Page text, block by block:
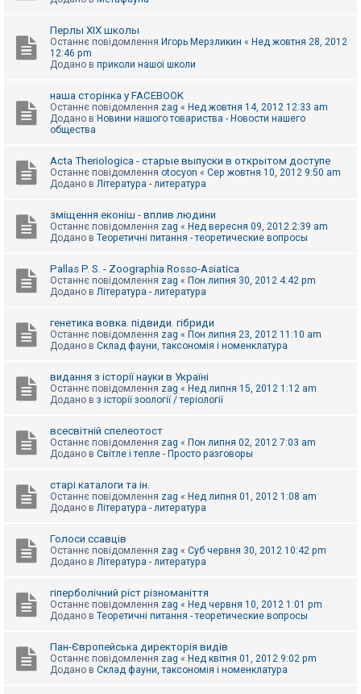
Перлы ХІХ школы
Останнє повідомлення Игорь Мерзликин « Нед жовтня 28, 2012
12:46 pm
Додано в приколи нашої школи
наша сторінка у FACEBOOK
Останнє повідомлення zag « Нед жовтня 14, 2012 12:33 am
Додано в Новини нашого товариства - Новости нашего
общества
Acta Theriologica - старые выпуски в открытом доступе
Останнє повідомлення otocyon « Сер жовтня 10, 2012 9:50 am
Додано в Література - литература
зміщення еконіш - вплив людини
Останнє повідомлення zag « Нед вересня 09, 2012 2:39 am
Додано в Теоретичні питання - теоретические вопросы
Pallas P. S. - Zoographia Rosso-Asiatica
Останнє повідомлення zag « Пон липня 30, 2012 4:42 pm
Додано в Література - литература
генетика вовка. підвиди. гібриди
Останнє повідомлення zag « Пон липня 23, 2012 11:10 am
Додано в Склад фауни, таксономія і номенклатура
видання з історії науки в Україні
Останнє повідомлення zag « Нед липня 15, 2012 1:12 am
Додано в з історії зоології / теріології
всесвітній спелеотост
Останнє повідомлення zag « Пон липня 02, 2012 7:03 am
Додано в Світле і тепле - Просто разговоры
старі каталоги та ін.
Останнє повідомлення zag « Нед липня 01, 2012 1:08 am
Додано в Література - литература
Голоси ссавців
Останнє повідомлення zag « Суб червня 30, 2012 10:42 pm
Додано в Література - литература
гіперболічний ріст різноманіття
Останнє повідомлення zag « Нед червня 10, 2012 1:01 pm
Додано в Теоретичні питання - теоретические вопросы
Пан-Європейська директорія видів
Останнє повідомлення zag « Нед квітня 01, 2012 9:02 pm
Додано в Склад фауни, таксономія і номенклатура